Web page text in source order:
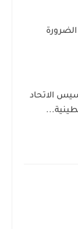
الـ61 لتأسيس الاتحاد